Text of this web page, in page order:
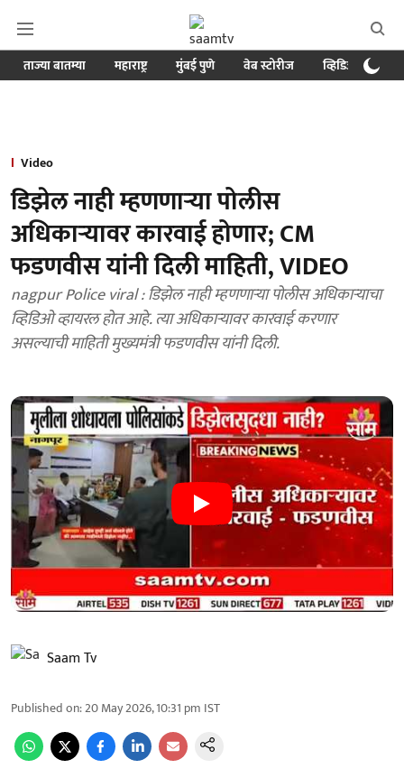
ताज्या बातम्या महाराष्ट्र मुंबई पुणे वेब स्टोरीज व्हिडिओ
Video
डिझेल नाही म्हणणाऱ्या पोलीस
अधिकाऱ्यावर कारवाई होणार; CM
फडणवीस यांनी दिली माहिती, VIDEO
nagpur Police viral : डिझेल नाही म्हणणाऱ्या पोलीस अधिकाऱ्याचा
व्हिडिओ व्हायरल होत आहे. त्या अधिकाऱ्यावर कारवाई करणार
असल्याची माहिती मुख्यमंत्री फडणवीस यांनी दिली.
Saam Tv
Published on:20 May 2026, 10:31 pm IST